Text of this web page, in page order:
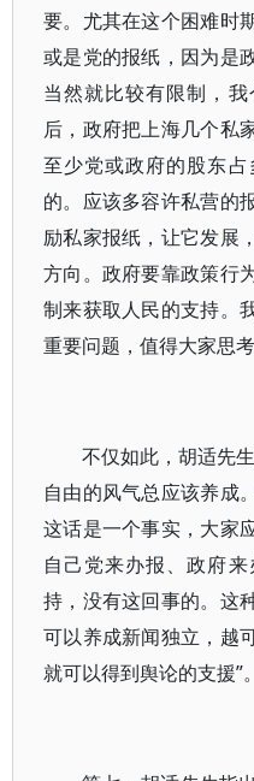
要。尤其在这个困难时
或是党的报纸，因为是
当然就比较有限制，
后，政府把上海几个私
至少党或政府的股东
的。应该多容许私营的
励私家报纸，让它发展
方向。政府要靠政策行
制来获取人民的支持。
重要问题，值得大家思考
不仅如此，胡适先
自由的风气总应该养成
这话是一个事实，大家
自己党来办报、政府
持，没有这回事的。这
可以养成新闻独立，越
就可以得到舆论的支援”。